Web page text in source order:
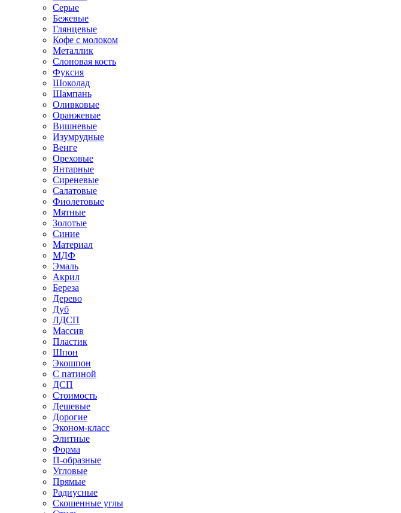
Серые
Бежевые
Глянцевые
Кофе с молоком
Металлик
Слоновая кость
Фуксия
Шоколад
Шампань
Оливковые
Оранжевые
Вишневые
Изумрудные
Венге
Ореховые
Янтарные
Сиреневые
Салатовые
Фиолетовые
Мятные
Золотые
Синие
Материал
МДФ
Эмаль
Акрил
Береза
Дерево
Дуб
ЛДСП
Массив
Пластик
Шпон
Экошпон
С патиной
ДСП
Стоимость
Дешевые
Дорогие
Эконом-класс
Элитные
Форма
П-образные
Угловые
Прямые
Радиусные
Скошенные углы